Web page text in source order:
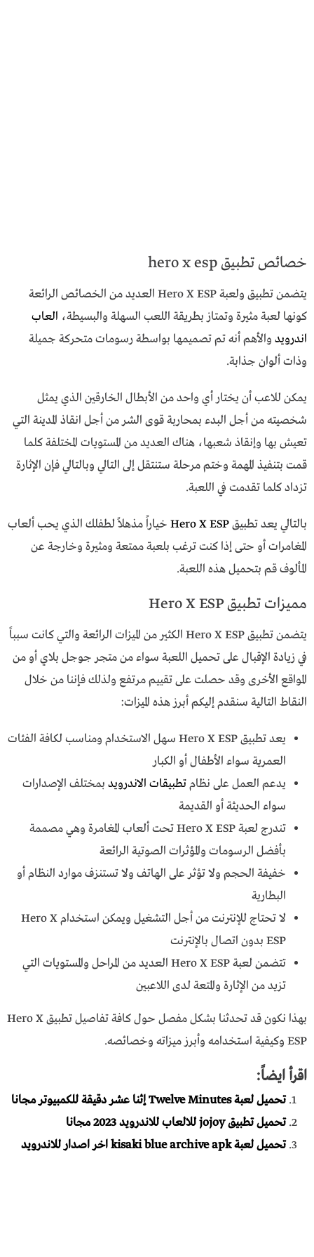
خصائص تطبيق hero x esp
يتضمن تطبيق ولعبة Hero X ESP العديد من الخصائص الرائعة
كونها لعبة مثيرة وتمتاز بطريقة اللعب السهلة والبسيطة، العاب
اندرويد والأهم أنه تم تصميمها بواسطة رسومات متحركة جميلة
وذات ألوان جذابة.
يمكن للاعب أن يختار أي واحد من الأبطال الخارقين الذي يمثل
شخصيته من أجل البدء بمحاربة قوى الشر من أجل انقاذ المدينة التي
تعيش بها وإنقاذ شعبها، هناك العديد من المستويات المختلفة كلما
قمت بتنفيذ المهمة وختم مرحلة ستنتقل إلى التالي وبالتالي فإن الإثارة
تزداد كلما تقدمت في اللعبة.
بالتالي يعد تطبيقHero X ESP خياراً مذهلاً لطفلك الذي يحب ألعاب
المغامرات أو حتى إذا كنت ترغب بلعبة ممتعة ومثيرة وخارجة عن
المألوف قم بتحميل هذه اللعبة.
مميزات تطبيق Hero X ESP
يتضمن تطبيق Hero X ESP الكثير من الميزات الرائعة والتي كانت سبباً
في زيادة الإقبال على تحميل اللعبة سواء من متجر جوجل بلاي أو من
المواقع الأخرى وقد حصلت على تقييم مرتفع ولذلك فإننا من خلال
النقاط التالية سنقدم إليكم أبرز هذه الميزات:
يعد تطبيق Hero X ESP سهل الاستخدام ومناسب لكافة الفئات
العمرية سواء الأطفال أو الكبار
يدعم العمل على نظامتطبيقات الاندرويد بمختلف الإصدارات
سواء الحديثة أو القديمة
تندرج لعبة Hero X ESP تحت ألعاب المغامرة وهي مصممة
بأفضل الرسومات والمؤثرات الصوتية الرائعة
خفيفة الحجم ولا تؤثر على الهاتف ولا تستنزف موارد النظام أو
البطارية
لا تحتاج للإنترنت من أجل التشغيل ويمكن استخدام Hero X
ESP بدون اتصال بالإنترنت
تتضمن لعبة Hero X ESP العديد من المراحل والمستويات التي
تزيد من الإثارة والمتعة لدى اللاعبين
بهذا نكون قد تحدثنا بشكل مفصل حول كافة تفاصيل تطبيق Hero X
ESP وكيفية استخدامه وأبرز ميزاته وخصائصه.
اقرأ ايضاً:
تحميل لعبة Twelve Minutes إثنا عشر دقيقة للكمبيوتر مجانا
تحميل تطبيق jojoy للالعاب للاندرويد 2023 مجانا
تحميل لعبة kisaki blue archive apk اخر اصدار للاندرويد